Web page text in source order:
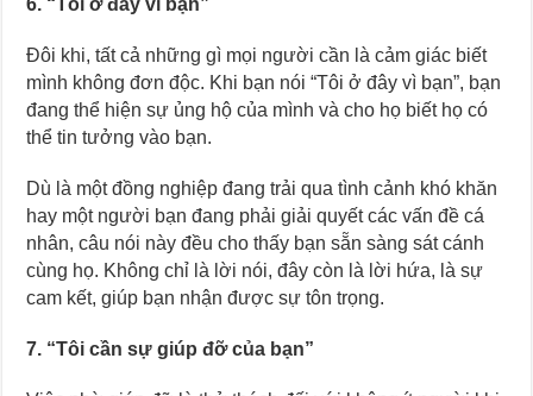
6. “Tôi ở đây vì bạn”
Đôi khi, tất cả những gì mọi người cần là cảm giác biết
mình không đơn độc. Khi bạn nói “Tôi ở đây vì bạn”, bạn
đang thể hiện sự ủng hộ của mình và cho họ biết họ có
thể tin tưởng vào bạn.
Dù là một đồng nghiệp đang trải qua tình cảnh khó khăn
hay một người bạn đang phải giải quyết các vấn đề cá
nhân, câu nói này đều cho thấy bạn sẵn sàng sát cánh
cùng họ. Không chỉ là lời nói, đây còn là lời hứa, là sự
cam kết, giúp bạn nhận được sự tôn trọng.
7. “Tôi cần sự giúp đỡ của bạn”